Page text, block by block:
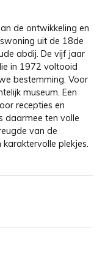
de ontwikkeling en
uit de 18de
abdij. De vijf jaar
in 1972 voltooid
bestemming. Voor
museum. Een
recepties en
daarmee ten volle
van de
plekjes.